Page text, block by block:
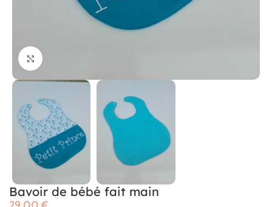
Bavoir de bébé fait main